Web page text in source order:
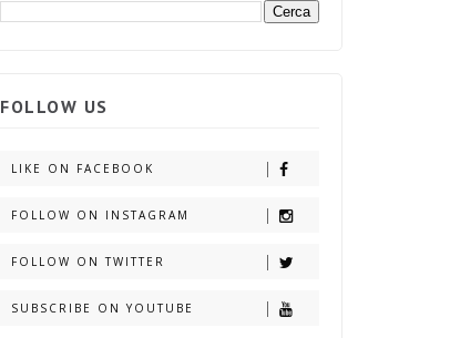
FOLLOW US
LIKE ON FACEBOOK
FOLLOW ON INSTAGRAM
FOLLOW ON TWITTER
SUBSCRIBE ON YOUTUBE